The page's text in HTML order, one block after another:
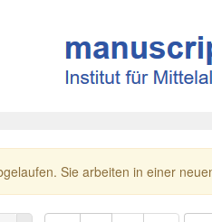
Sie arbeiten in einer